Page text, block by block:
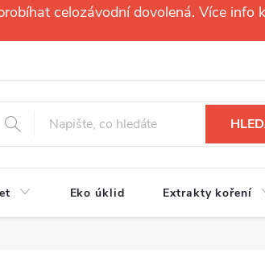
celozávodní dovolená. Více info
ochrany osobních údajů
Eko úklid Extrakty koření